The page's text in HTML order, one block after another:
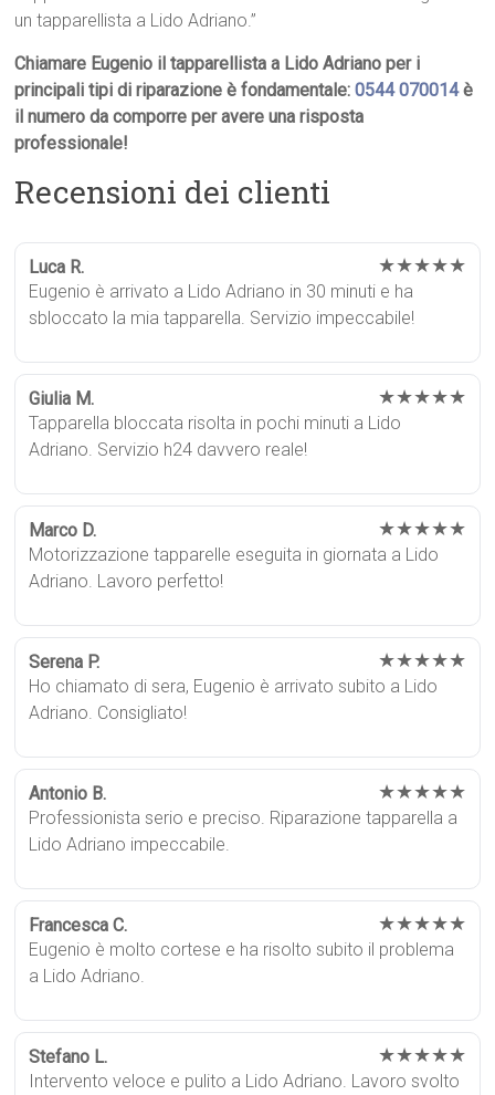
un tapparellista a Lido Adriano.”
Chiamare Eugenio il tapparellista a Lido Adriano per i
principali tipi di riparazione è fondamentale:0544 070014è
il numero da comporre per avere una risposta
professionale!
Recensioni dei clienti
Luca R. ★★★★★
Eugenio è arrivato a Lido Adriano in 30 minuti e ha
sbloccato la mia tapparella. Servizio impeccabile!
Giulia M. ★★★★★
Tapparella bloccata risolta in pochi minuti a Lido
Adriano. Servizio h24 davvero reale!
Marco D. ★★★★★
Motorizzazione tapparelle eseguita in giornata a Lido
Adriano. Lavoro perfetto!
Serena P. ★★★★★
Ho chiamato di sera, Eugenio è arrivato subito a Lido
Adriano. Consigliato!
Antonio B. ★★★★★
Professionista serio e preciso. Riparazione tapparella a
Lido Adriano impeccabile.
Francesca C. ★★★★★
Eugenio è molto cortese e ha risolto subito il problema
a Lido Adriano.
Stefano L. ★★★★★
Intervento veloce e pulito a Lido Adriano. Lavoro svolto